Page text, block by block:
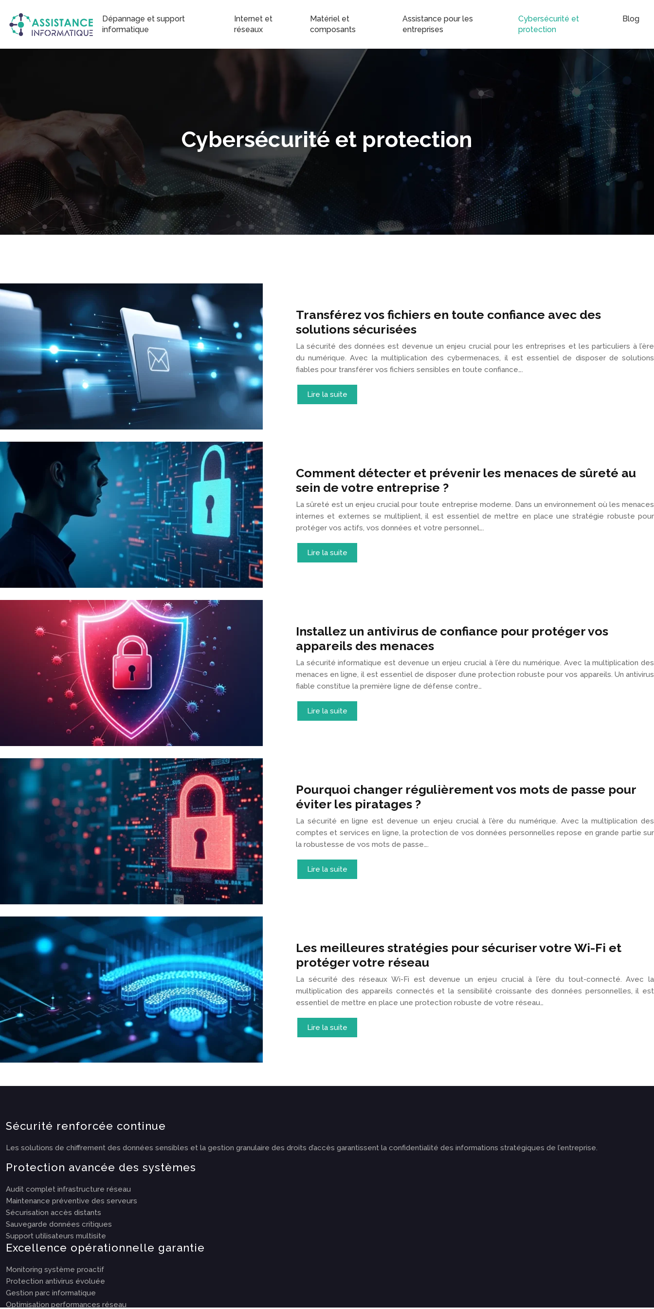
Dépannage et support
informatique
Internet et
réseaux
Matériel et
composants
Assistance pour les
entreprises
Cybersécurité et
protection
Blog
Cybersécurité et protection
Transférez vos fichiers en toute confiance avec des
solutions sécurisées
La sécurité des données est devenue un enjeu crucial pour les entreprises et les particuliers à l’ère
du numérique. Avec la multiplication des cybermenaces, il est essentiel de disposer de solutions
fiables pour transférer vos fichiers sensibles en toute confiance….
Lire la suite
Comment détecter et prévenir les menaces de sûreté au
sein de votre entreprise ?
La sûreté est un enjeu crucial pour toute entreprise moderne. Dans un environnement où les menaces
internes et externes se multiplient, il est essentiel de mettre en place une stratégie robuste pour
protéger vos actifs, vos données et votre personnel….
Lire la suite
Installez un antivirus de confiance pour protéger vos
appareils des menaces
La sécurité informatique est devenue un enjeu crucial à l’ère du numérique. Avec la multiplication des
menaces en ligne, il est essentiel de disposer d’une protection robuste pour vos appareils. Un antivirus
fiable constitue la première ligne de défense contre…
Lire la suite
Pourquoi changer régulièrement vos mots de passe pour
éviter les piratages ?
La sécurité en ligne est devenue un enjeu crucial à l’ère du numérique. Avec la multiplication des
comptes et services en ligne, la protection de vos données personnelles repose en grande partie sur
la robustesse de vos mots de passe….
Lire la suite
Les meilleures stratégies pour sécuriser votre Wi-Fi et
protéger votre réseau
La sécurité des réseaux Wi-Fi est devenue un enjeu crucial à l’ère du tout-connecté. Avec la
multiplication des appareils connectés et la sensibilité croissante des données personnelles, il est
essentiel de mettre en place une protection robuste de votre réseau…
Lire la suite
Sécurité renforcée continue
Les solutions de chiffrement des données sensibles et la gestion granulaire des droits d’accès garantissent la confidentialité des informations stratégiques de l’entreprise.
Protection avancée des systèmes
Audit complet infrastructure réseau
Maintenance préventive des serveurs
Sécurisation accès distants
Sauvegarde données critiques
Support utilisateurs multisite
Excellence opérationnelle garantie
Monitoring système proactif
Protection antivirus évoluée
Gestion parc informatique
Optimisation performances réseau